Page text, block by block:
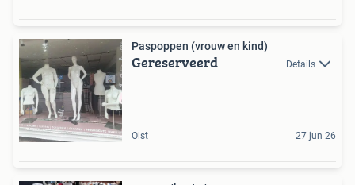
Paspoppen (vrouw en kind)
Gereserveerd Details
Olst 27 jun 26